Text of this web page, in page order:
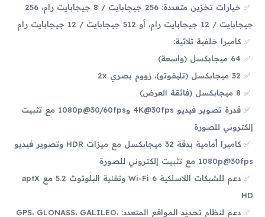
خيارات تخزين متعددة: 256 جيجابايت / 8 جيجابايت رام، 256
جيجابايت / 12 جيجابايت رام، أو 512 جيجابايت / 12 جيجابايت رام
كاميرا خلفية ثلاثية:
64 ميجابكسل (واسعة)
32 ميجابكسل (تليفوتو)، زووم بصري 2x
8 ميجابكسل (فائقة العرض)
قدرة تصوير فيديو 4K@30fps و1080p@30/60fps مع تثبيت
إلكتروني للصورة
كاميرا أمامية بدقة 32 ميجابكسل مع ميزات HDR وتصوير فيديو
1080p@30fps مع تثبيت إلكتروني للصورة
دعم للشبكات اللاسلكية Wi-Fi 6 وتقنية البلوتوث 5.2 مع aptX
HD
دعم لنظام تحديد المواقع المتعدد: GPS، GLONASS، GALILEO،